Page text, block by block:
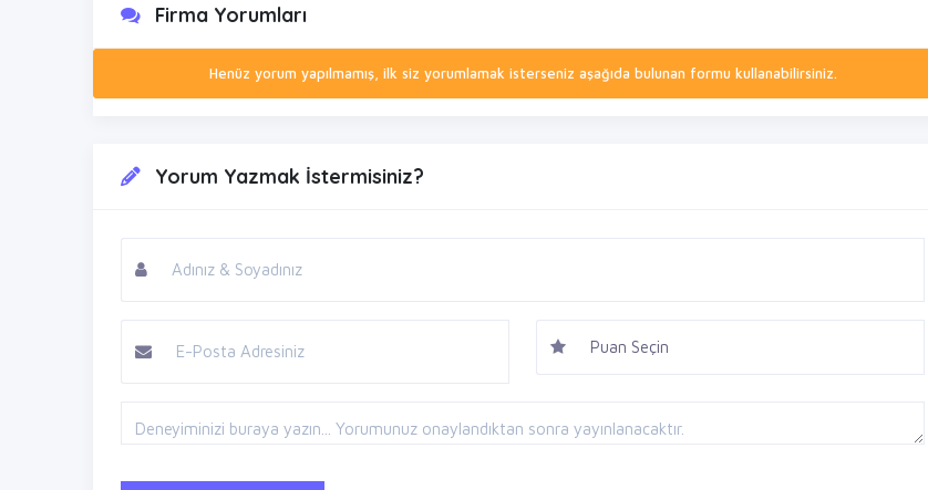
Firma Yorumları
Henüz yorum yapılmamış, ilk siz yorumlamak isterseniz aşağıda bulunan formu kullanabilirsiniz.
Yorum Yazmak İstermisiniz?